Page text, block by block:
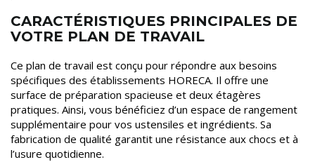
CARACTÉRISTIQUES PRINCIPALES DE
VOTRE PLAN DE TRAVAIL
Ce plan de travail est conçu pour répondre aux besoins
spécifiques des établissements HORECA. Il offre une
surface de préparation spacieuse et deux étagères
pratiques. Ainsi, vous bénéficiez d’un espace de rangement
supplémentaire pour vos ustensiles et ingrédients. Sa
fabrication de qualité garantit une résistance aux chocs et à
l’usure quotidienne.